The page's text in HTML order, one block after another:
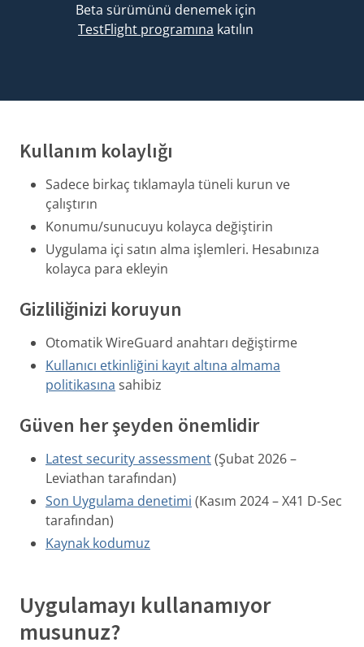
Beta sürümünü denemek için
TestFlight programına katılın
Kullanım kolaylığı
Sadece birkaç tıklamayla tüneli kurun ve
çalıştırın
Konumu/sunucuyu kolayca değiştirin
Uygulama içi satın alma işlemleri. Hesabınıza
kolayca para ekleyin
Gizliliğinizi koruyun
Otomatik WireGuard anahtarı değiştirme
Kullanıcı etkinliğini kayıt altına almama
politikasına sahibiz
Güven her şeyden önemlidir
Latest security assessment(Şubat 2026 –
Leviathan tarafından)
Son Uygulama denetimi (Kasım 2024 – X41 D-Sec
tarafından)
Kaynak kodumuz
Uygulamayı kullanamıyor
musunuz?